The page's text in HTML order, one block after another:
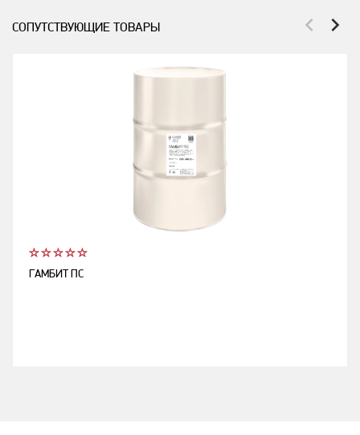
СОПУТСТВУЮЩИЕ ТОВАРЫ
ГАМБИТ ПС